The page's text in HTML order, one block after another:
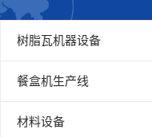
树脂瓦机器设备
餐盒机生产线
材料设备